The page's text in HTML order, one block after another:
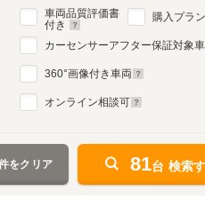
車両品質評価書
付き
購入プラ
カーセンサーアフター保証対象車
360°画像付き車両
オンライン相談可
をクリア 81台 検索